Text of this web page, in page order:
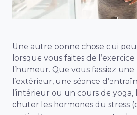
Une autre bonne chose qui
lorsque vous faites de l’exercice
l’humeur. Que vous fassiez
l’extérieur, une séance
l’intérieur ou un cours de yoga,
chuter les hormones du stress